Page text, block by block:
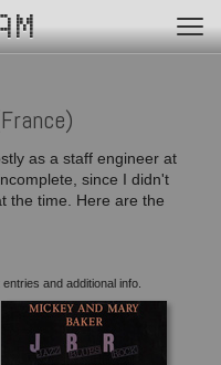
as a staff engineer at
since I didn't
the time. Here are the
and additional info.